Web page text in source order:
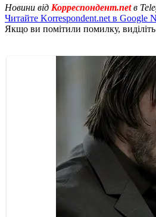
Новини від Корреспондент.netв
Читайте Korrespondent.net в Google
Якщо ви помітили помилку,